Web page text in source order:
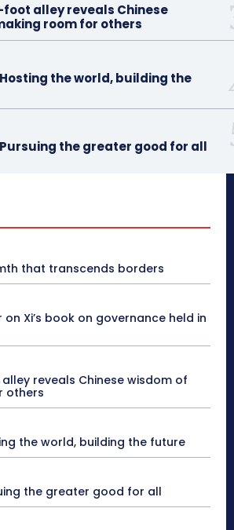
foot alley reveals Chinese
room for others
the world, building the
the greater good for all
that transcends borders
on Xi’s book on governance held in
alley reveals Chinese wisdom of
others
the world, building the future
the greater good for all